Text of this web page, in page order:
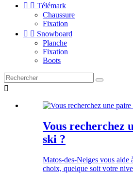
  Télémark
Chaussure
Fixation
  Snowboard
Planche
Fixation
Boots

Vous recherchez
ski ?
Matos-des-Neiges vous aide
choix, quelque soit votre